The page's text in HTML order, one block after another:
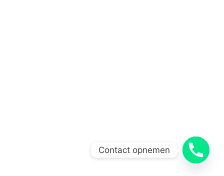
Contact opnemen